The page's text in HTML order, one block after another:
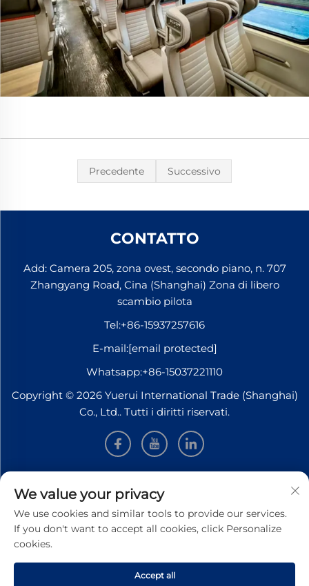
Precedente Successivo
CONTATTO
Add: Camera 205, zona ovest, secondo piano, n. 707
Zhangyang Road, Cina (Shanghai) Zona di libero
scambio pilota
Tel:+86-15937257616
E-mail:[email protected]
Whatsapp:+86-15037221110
Copyright © 2026 Yuerui International Trade (Shanghai)
Co., Ltd.. Tutti i diritti riservati.
INFORMAZIONI
Iscriviti per ricevere la nostra newsletter settimanale
We value your privacy
We use cookies and similar tools to provide our services.
If you don't want to accept all cookies, click Personalize
cookies.
Accept all